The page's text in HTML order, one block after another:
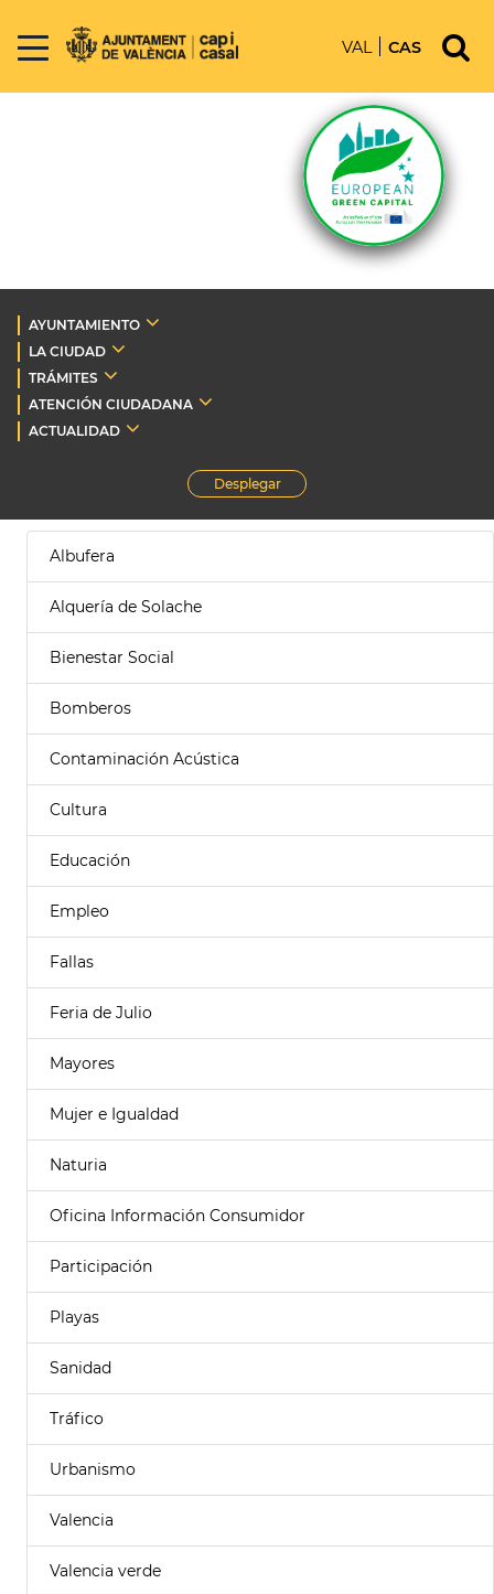
VAL CAS
AYUNTAMIENTO
LA CIUDAD
TRÁMITES
ATENCIÓN CIUDADANA
ACTUALIDAD
Desplegar
Albufera
Alquería de Solache
Bienestar Social
Bomberos
Contaminación Acústica
Cultura
Educación
Empleo
Fallas
Feria de Julio
Mayores
Mujer e Igualdad
Naturia
Oficina Información Consumidor
Participación
Playas
Sanidad
Tráfico
Urbanismo
Valencia
Valencia verde